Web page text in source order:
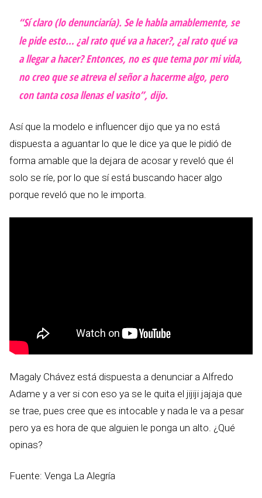
“Sí claro (lo denunciaría). Se le habla amablemente, se
le pide esto… ¿al rato qué va a hacer?, ¿al rato qué va
a llegar a hacer? Entonces, no es que tema por mi vida,
no creo que se atreva el señor a hacerme algo, pero
con tanta cosa llenas el vasito”, dijo.
Así que la modelo e influencer dijo que ya no está
dispuesta a aguantar lo que le dice ya que le pidió de
forma amable que la dejara de acosar y reveló que él
solo se ríe, por lo que sí está buscando hacer algo
porque reveló que no le importa.
Magaly Chávez está dispuesta a denunciar a Alfredo
Adame y a ver si con eso ya se le quita el jijiji jajaja que
se trae, pues cree que es intocable y nada le va a pesar
pero ya es hora de que alguien le ponga un alto. ¿Qué
opinas?
Fuente: Venga La Alegría